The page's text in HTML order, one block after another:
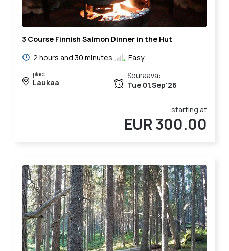
3 Course Finnish Salmon Dinner in the Hut
2 hours and 30 minutes
Easy
place
Laukaa
Seuraava:
Tue 01.Sep'26
starting at
EUR 300.00